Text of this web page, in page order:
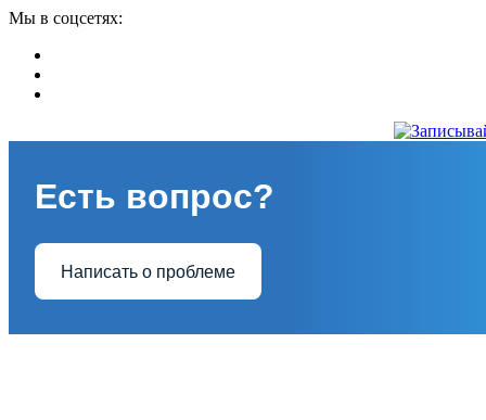
Мы в соцсетях:
Есть вопрос?
Написать о проблеме